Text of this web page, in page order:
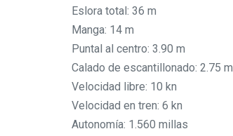
Eslora total: 36 m
Manga: 14 m
Puntal al centro: 3.90 m
Calado de escantillonado: 2.75 m
Velocidad libre: 10 kn
Velocidad en tren: 6 kn
Autonomía: 1.560 millas